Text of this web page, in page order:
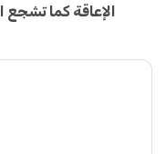
الإعاقة كما تشجع